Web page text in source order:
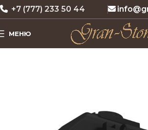
+7 (777) 233 50 44
МЕНЮ